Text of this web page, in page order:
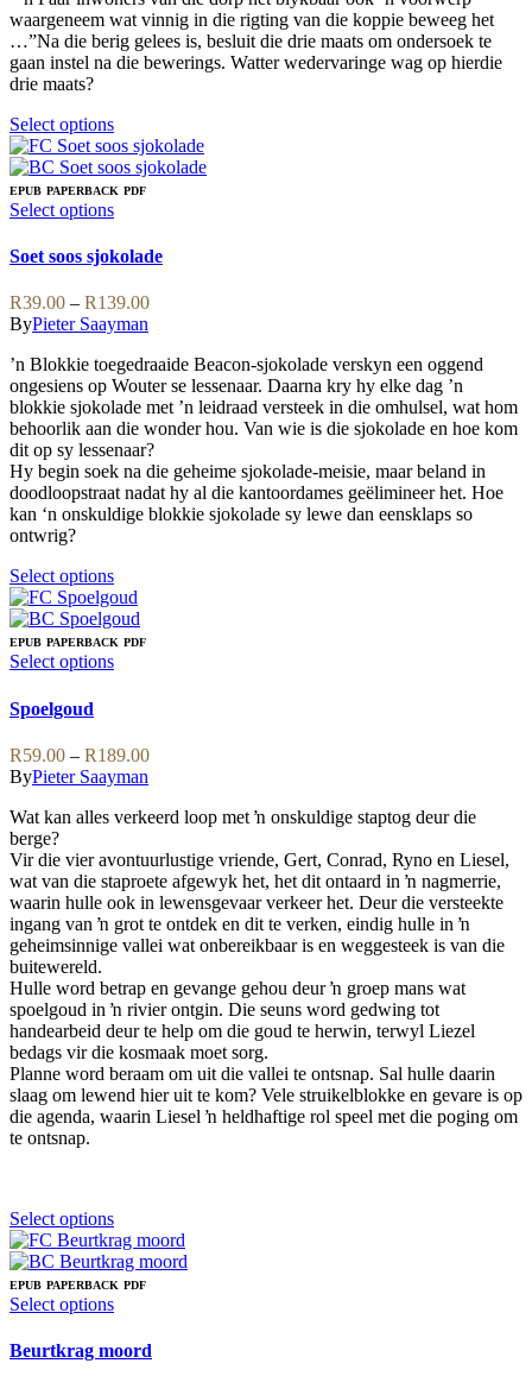
the
product
page
be
chosen
on
page
R165.00
waargeneem wat vinnig in die rigting van die koppie beweeg het
…”Na die berig gelees is, besluit die drie maats om ondersoek te
gaan instel na die bewerings. Watter wedervaringe wag op hierdie
drie maats?
Select optionsThis
product
has
multiple
variants.
options
be
chosen
on
the
product
page
EPUB PAPERBACK PDF
Select optionsThis
has
variants.
The
options
may
be
chosen
on
the
product
page
Soet soos sjokolade
R39.00 – R139.00Price
through
R139.00
ByPieter Saayman
’n Blokkie toegedraaide Beacon-sjokolade verskyn een oggend
ongesiens op Wouter se lessenaar. Daarna kry hy elke dag ’n
blokkie sjokolade met ’n leidraad versteek in die omhulsel, wat hom
behoorlik aan die wonder hou. Van wie is die sjokolade en hoe kom
dit op sy lessenaar?
Hy begin soek na die geheime sjokolade-meisie, maar beland in
doodloopstraat nadat hy al die kantoordames geëlimineer het. Hoe
kan ‘n onskuldige blokkie sjokolade sy lewe dan eensklaps so
ontwrig?
Select optionsThis
product
has
multiple
variants.
be
chosen
on
the
page
EPUB PAPERBACK PDF
Select optionsThis
variants.
The
options
may
chosen
on
the
product
page
Spoelgoud
R59.00 – R189.00Price
through
ByPieter Saayman
Wat kan alles verkeerd loop met ŉ onskuldige staptog deur die
berge?
Vir die vier avontuurlustige vriende, Gert, Conrad, Ryno en Liesel,
wat van die staproete afgewyk het, het dit ontaard in ŉ nagmerrie,
waarin hulle ook in lewensgevaar verkeer het. Deur die versteekte
ingang van ŉ grot te ontdek en dit te verken, eindig hulle in ŉ
geheimsinnige vallei wat onbereikbaar is en weggesteek is van die
buitewereld.
Hulle word betrap en gevange gehou deur ŉ groep mans wat
spoelgoud in ŉ rivier ontgin. Die seuns word gedwing tot
handearbeid deur te help om die goud te herwin, terwyl Liezel
bedags vir die kosmaak moet sorg.
Planne word beraam om uit die vallei te ontsnap. Sal hulle daarin
slaag om lewend hier uit te kom? Vele struikelblokke en gevare is op
die agenda, waarin Liesel ŉ heldhaftige rol speel met die poging om
te ontsnap.
Select optionsThis
product
has
multiple
variants.
options
EPUB PAPERBACK PDF
Select optionsThis
has
Beurtkrag moord